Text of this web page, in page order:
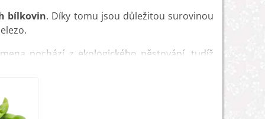
bílkovin. Díky tomu jsou důležitou surovinou
pochází z ekologického pěstování, tudíž